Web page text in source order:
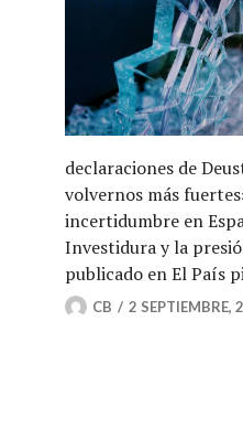
declaraciones de
volvernos más
incertidumbre en
Investidura y la
publicado en El País
CB 2 SEPTIEMBRE,